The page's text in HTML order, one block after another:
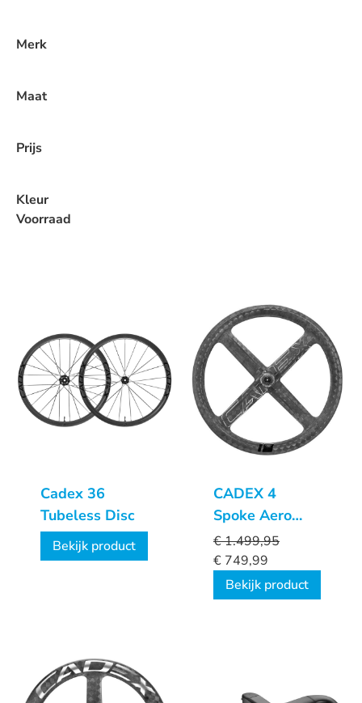
Merk
Maat
Prijs
Kleur
Voorraad
Cadex 36
Tubeless Disc
Bekijk product
CADEX 4
Spoke Aero
voorwiel
€1.499,95
€ 749,99
Bekijk product